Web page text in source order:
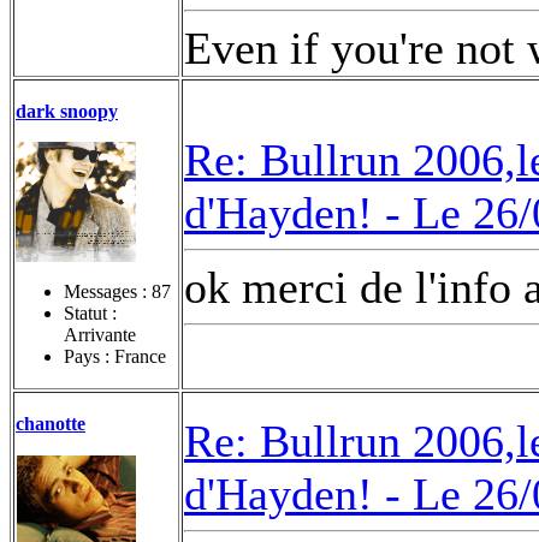
Even if you're not
dark snoopy
Messages : 87
Statut :
Arrivante
Pays : France
Re: Bullrun
d'Hayden! - Le
ok merci de
chanotte
Re: Bullrun
d'Hayden! - Le